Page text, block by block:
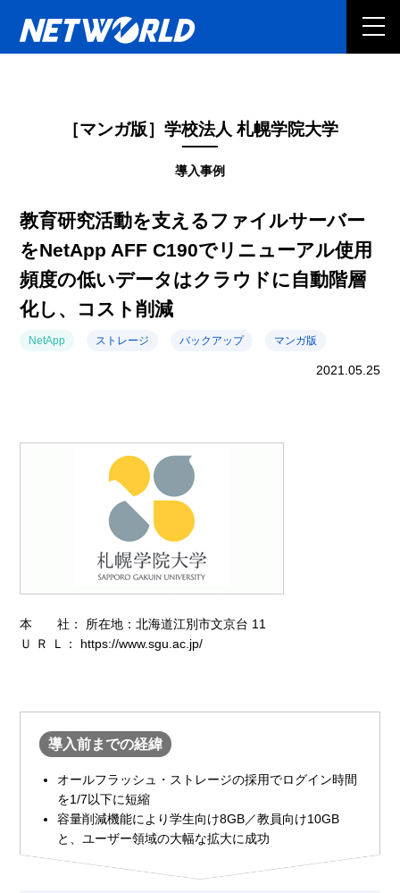
導入事例
［マンガ版］学校法人 札幌学院大学
教育研究活動を支えるファイルサーバー
をNetApp AFF C190でリニューアル使用
頻度の低いデータはクラウドに自動階層
化し、コスト削減
NetApp ストレージ バックアップ マンガ版
2021.05.25
本 社： 所在地：北海道江別市文京台 11
Ｕ Ｒ Ｌ： https://www.sgu.ac.jp/
導入前までの経緯
オールフラッシュ・ストレージの採用でログイン時間
を1/7以下に短縮
容量削減機能により学生向け8GB／教員向け10GB
と、ユーザー領域の大幅な拡大に成功